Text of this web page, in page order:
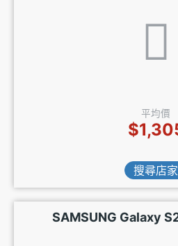
平均價
搜尋店家
SAMSUNG Galaxy